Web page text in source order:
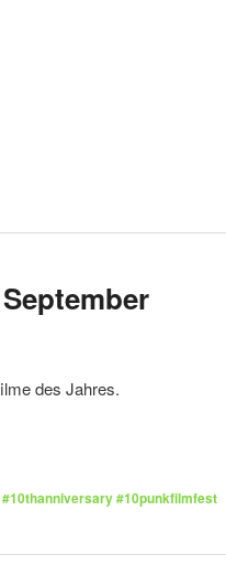
des Jahres.
#10punkfilmfest